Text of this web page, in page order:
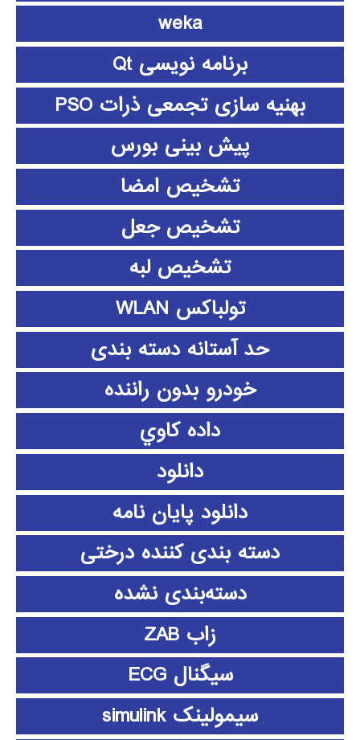
weka
برنامه نویسی Qt
بهنیه سازی تجمعی ذرات PSO
پیش بینی بورس
تشخیص امضا
تشخیص جعل
تشخیص لبه
تولباکس WLAN
حد آستانه دسته بندی
خودرو بدون راننده
داده كاوي
دانلود
دانلود پايان نامه
دسته بندی کننده درختی
دسته‌بندی نشده
زاب ZAB
سیگنال ECG
سیمولینک simulink